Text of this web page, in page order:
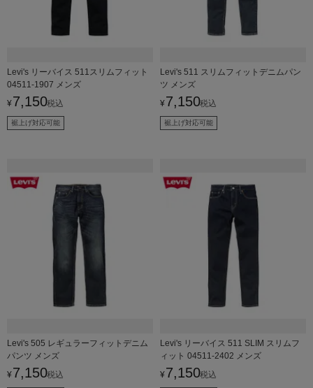
Levi's リーバイス 511スリムフィット
04511-1907 メンズ
¥ 7,150税込
裾上げ対応可能
Levi's 511 スリムフィットデニムパン
ツ メンズ
¥ 7,150税込
裾上げ対応可能
Levi's 505 レギュラーフィットデニム
パンツ メンズ
¥ 7,150税込
Levi's リーバイス 511 SLIM スリムフ
ィット 04511-2402 メンズ
¥ 7,150税込